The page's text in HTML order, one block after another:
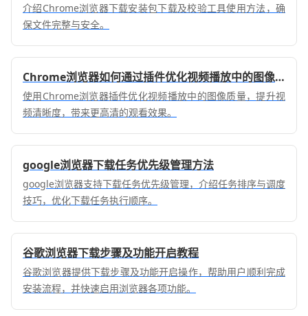
介绍Chrome浏览器下载安装包下载及校验工具使用方法，确
保文件完整与安全。
Chrome浏览器如何通过插件优化视频播放中的图像质量
使用Chrome浏览器插件优化视频播放中的图像质量，提升视
频清晰度，带来更高清的观看效果。
google浏览器下载任务优先级管理方法
google浏览器支持下载任务优先级管理，介绍任务排序与调度
技巧，优化下载任务执行顺序。
谷歌浏览器下载步骤及功能开启教程
谷歌浏览器提供下载步骤及功能开启操作，帮助用户顺利完成
安装流程，并快速启用浏览器各项功能。